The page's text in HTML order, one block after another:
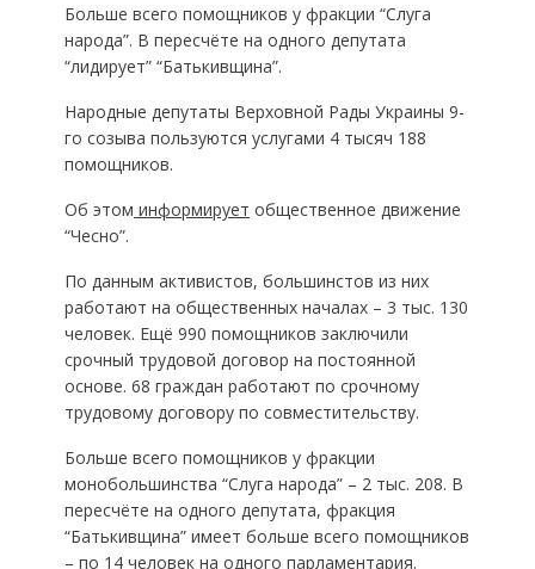
Больше всего помощников у фракции “Слуга
народа”. В пересчёте на одного депутата
“лидирует” “Батькивщина”.
Народные депутаты Верховной Рады Украины 9-
го созыва пользуются услугами 4 тысяч 188
помощников.
Об этом информирует общественное движение
“Чесно”.
По данным активистов, большинстов из них
работают на общественных началах – 3 тыс. 130
человек. Ещё 990 помощников заключили
срочный трудовой договор на постоянной
основе. 68 граждан работают по срочному
трудовому договору по совместительству.
Больше всего помощников у фракции
монобольшинства “Слуга народа” – 2 тыс. 208. В
пересчёте на одного депутата, фракция
“Батькивщина” имеет больше всего помощников
– по 14 человек на одного парламентария.